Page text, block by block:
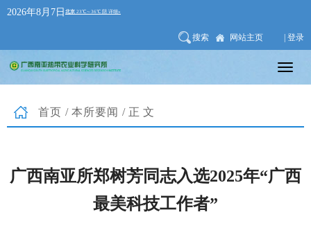
2026年8月7日
搜索 网站主页 | 登录
首页 / 本所要闻 /正文
广西南亚所郑树芳同志入选2025年“广西
最美科技工作者”